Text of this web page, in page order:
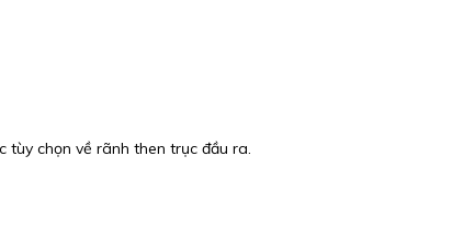
chọn về rãnh then trục đầu ra.